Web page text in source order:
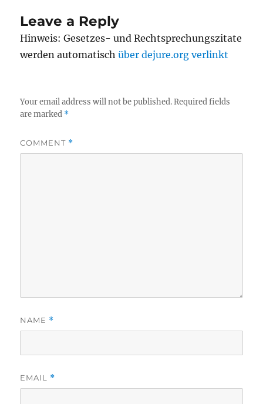
Leave a Reply
Hinweis: Gesetzes- und Rechtsprechungszitate
werden automatischüber dejure.org verlinkt
Your email address will not be published. Required fields
are marked *
COMMENT *
NAME *
EMAIL *